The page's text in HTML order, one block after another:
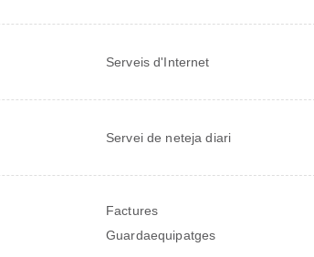
Serveis d'Internet
Servei de neteja diari
Factures
Guardaequipatges